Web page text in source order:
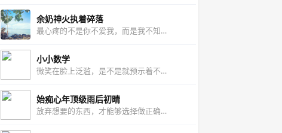
余奶神火执着碎落
最心疼的不是你不爱我，而是我不知道怎么爱你
小小数学
微笑在脸上泛滥，是不是就预示着不会悲伤
始痴心年顶级雨后初晴
放弃想要的东西，才能够选择做正确的事情